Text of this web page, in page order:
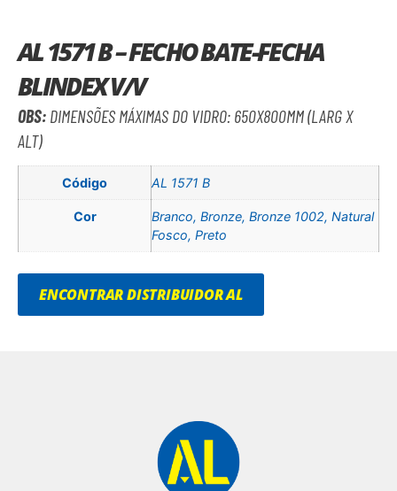
AL 1571 B – FECHO BATE-FECHA
BLINDEX V/V
OBS: DIMENSÕES MÁXIMAS DO VIDRO: 650X800MM (LARG X
ALT)
Código AL 1571 B
Cor
Branco, Bronze, Bronze 1002, Natural
Fosco, Preto
ENCONTRAR DISTRIBUIDOR AL